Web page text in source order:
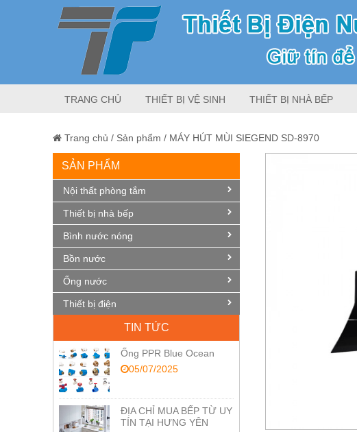
TRANG CHỦ THIẾT BỊ VỆ SINH THIẾT BỊ NHÀ BẾP
Trang chủ / Sản phẩm / MÁY HÚT MÙI SIEGEND SD-8970
SẢN PHẨM
Nội thất phòng tắm
Thiết bị nhà bếp
Bình nước nóng
Bồn nước
Ống nước
Thiết bị điện
TIN TỨC
Ống PPR Blue Ocean
05/07/2025
ĐỊA CHỈ MUA BẾP TỪ UY
TÍN TẠI HƯNG YÊN